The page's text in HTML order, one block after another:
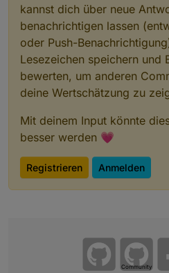
kannst dich über neue
benachrichtigen lassen
oder Push-
Lesezeichen speichern und
bewerten, um anderen
deine Wertschätzung zu
Mit deinem Input könnte
besser werden 💗
Registrieren Anmelden
Community